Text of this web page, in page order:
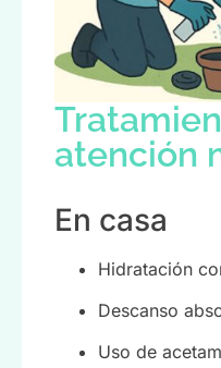
atención
En casa
Hidratación
Descanso
Uso de